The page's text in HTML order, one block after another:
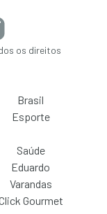
os direitos
Brasil
Esporte
Saúde
Eduardo
Varandas
Gourmet